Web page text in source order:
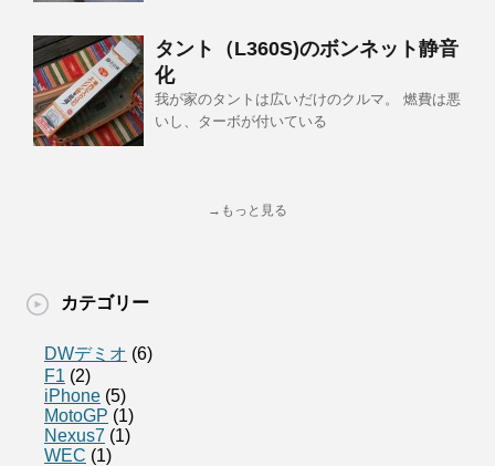
タント（L360S)のボンネット静音
化
我が家のタントは広いだけのクルマ。 燃費は悪
いし、ターボが付いている
→もっと見る
カテゴリー
DWデミオ (6)
F1 (2)
iPhone (5)
MotoGP (1)
Nexus7 (1)
WEC (1)